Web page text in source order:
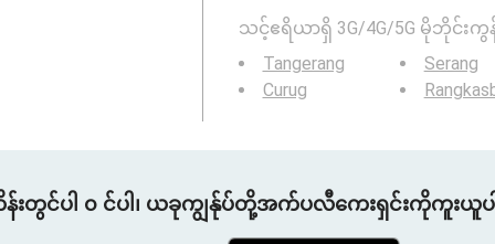
သင့်ဧရိယာရှိ 3G/4G/5G မိုဘိုင်
Tangerang
Curug
Serang
းတွင်ပါ ၀ င်ပါ၊ ယခုကျွန်ုပ်တို့အက်ပလီကေးရှင်းကိုကူးယူပ